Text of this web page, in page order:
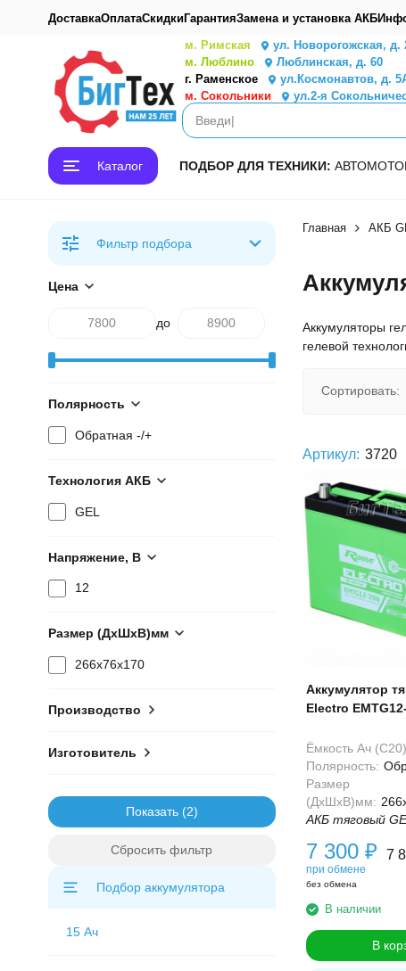
ДоставкаОплатаСкидкиГарантияЗамена и установка АКБ
м. Римская ул. Новорогожская, д.
м. Люблино
Люблинская, д. 60
г. Раменское
ул.Космонавтов, д.
м. Сокольники
ул.2-я
Каталог ПОДБОР ДЛЯ ТЕХНИКИ: АВТОМОТО
Главная АКБ
Аккумуляторы
гелевой
Сортировать:
Артикул: 3720
Аккумулятор
Electro
Ёмкость Ач
Полярность:
Размер
(ДхШхВ)мм:
АКБ тяговый
7 300 ₽
при обмене
7
без обмена
В наличии
В
Фильтр подбора
Цена
до
Полярность
Обратная -/+
Технология АКБ
GEL
Напряжение, В
12
Размер (ДхШхВ)мм
266x76x170
Производство
Изготовитель
Показать
Сбросить фильтр
Подбор аккумулятора
15 Ач